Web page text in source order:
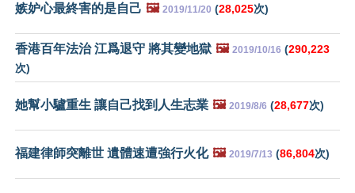
嫉妒心最終害的是自己 🖼️ 2019/11/20 (28,025次)
香港百年法治 江爲退守 將其變地獄 🖼️ 2019/10/16 (290,223
次)
她幫小驢重生 讓自己找到人生志業 🖼️ 2019/8/6 (28,677次)
福建律師突離世 遺體速遭強行火化 🖼️ 2019/7/13 (86,804次)